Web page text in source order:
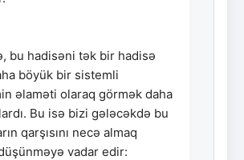
bu hadisəni tək bir hadisə
böyük bir sistemli
əlaməti olaraq görmək daha
Bu isə bizi gələcəkdə bu
qarşısını necə almaq
vadar edir: